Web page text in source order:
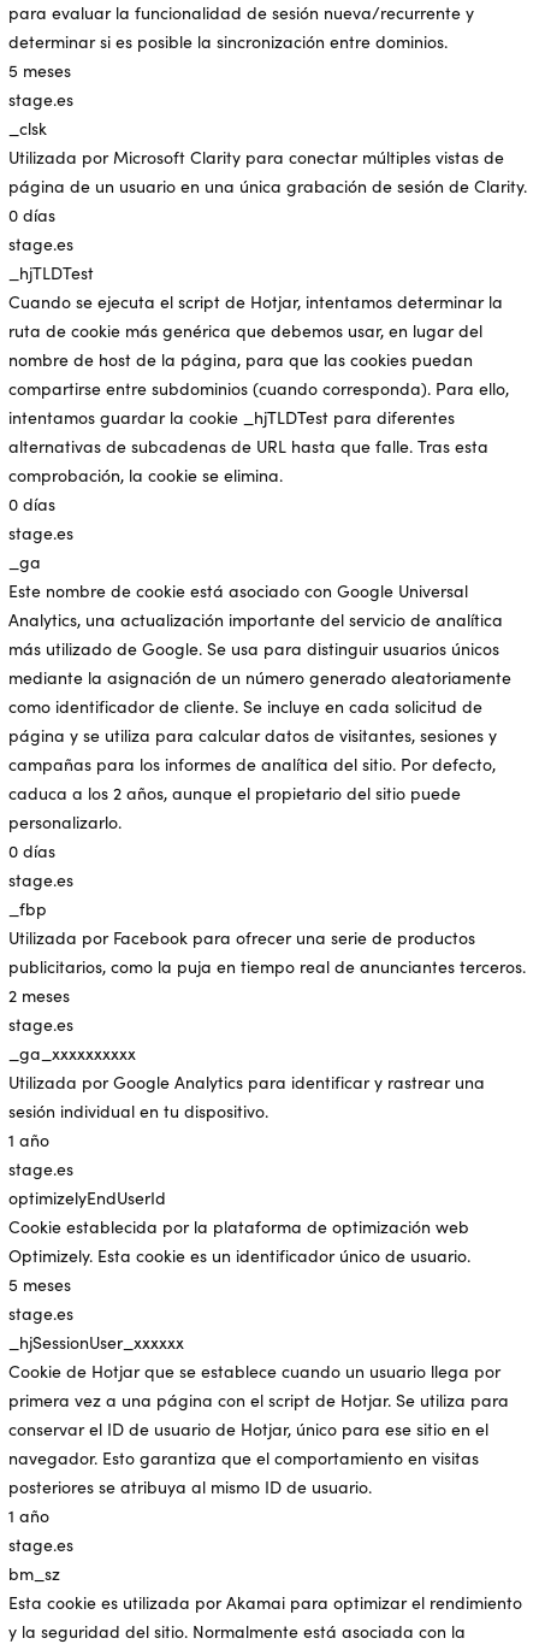
para evaluar la funcionalidad de sesión nueva/recurrente y
determinar si es posible la sincronización entre dominios.
5 meses
stage.es
_clsk
Utilizada por Microsoft Clarity para conectar múltiples vistas de
página de un usuario en una única grabación de sesión de Clarity.
0 días
stage.es
_hjTLDTest
Cuando se ejecuta el script de Hotjar, intentamos determinar la
ruta de cookie más genérica que debemos usar, en lugar del
nombre de host de la página, para que las cookies puedan
compartirse entre subdominios (cuando corresponda). Para ello,
intentamos guardar la cookie _hjTLDTest para diferentes
alternativas de subcadenas de URL hasta que falle. Tras esta
comprobación, la cookie se elimina.
0 días
stage.es
_ga
Este nombre de cookie está asociado con Google Universal
Analytics, una actualización importante del servicio de analítica
más utilizado de Google. Se usa para distinguir usuarios únicos
mediante la asignación de un número generado aleatoriamente
como identificador de cliente. Se incluye en cada solicitud de
página y se utiliza para calcular datos de visitantes, sesiones y
campañas para los informes de analítica del sitio. Por defecto,
caduca a los 2 años, aunque el propietario del sitio puede
personalizarlo.
0 días
stage.es
_fbp
Utilizada por Facebook para ofrecer una serie de productos
publicitarios, como la puja en tiempo real de anunciantes terceros.
2 meses
stage.es
_ga_xxxxxxxxxx
Utilizada por Google Analytics para identificar y rastrear una
sesión individual en tu dispositivo.
1 año
stage.es
optimizelyEndUserId
Cookie establecida por la plataforma de optimización web
Optimizely. Esta cookie es un identificador único de usuario.
5 meses
stage.es
_hjSessionUser_xxxxxx
Cookie de Hotjar que se establece cuando un usuario llega por
primera vez a una página con el script de Hotjar. Se utiliza para
conservar el ID de usuario de Hotjar, único para ese sitio en el
navegador. Esto garantiza que el comportamiento en visitas
posteriores se atribuya al mismo ID de usuario.
1 año
stage.es
bm_sz
Esta cookie es utilizada por Akamai para optimizar el rendimiento
y la seguridad del sitio. Normalmente está asociada con la